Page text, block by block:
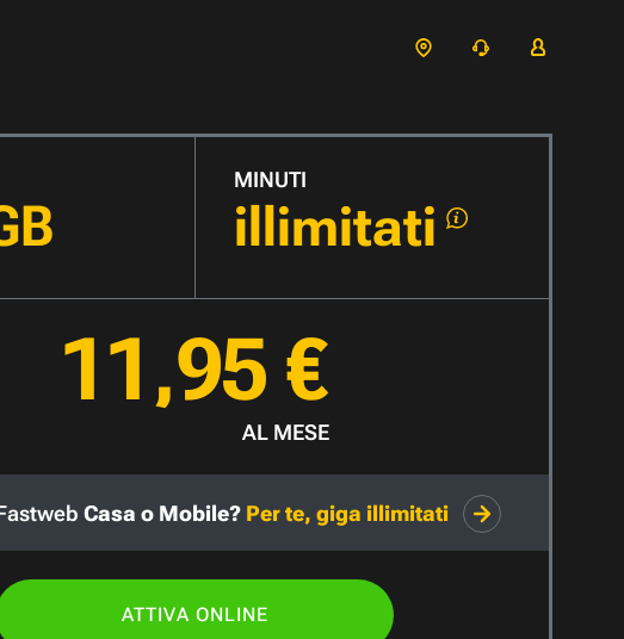
MINUTI
illimitati
11,95 €
AL MESE
Casa o Mobile? Per te, giga illimitati
ATTIVA ONLINE